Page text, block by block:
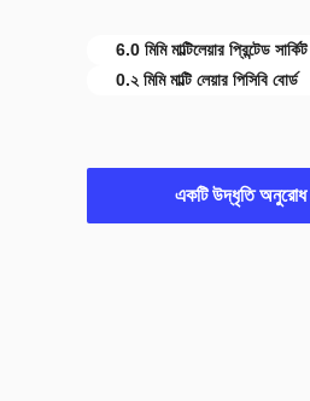
6.0 মিমি মাল্টিলেয়ার প্রিন্টেড
0.২ মিমি মাল্টি লেয়ার পিসিবি বোর্ড
একটি উদ্ধৃতি